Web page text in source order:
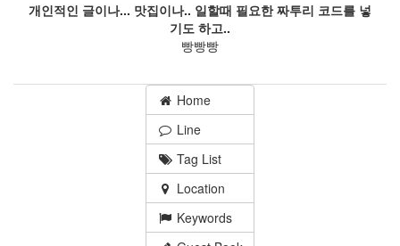
개인적인 글이나... 맛집이나.. 일할때 필요한 짜투리 코드를 넣
기도 하고..
빵빵빵
Home
Line
Tag List
Location
Keywords